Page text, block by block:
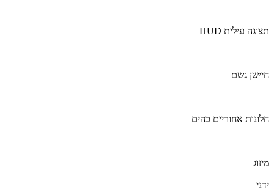
—
—
תצוגה עילית HUD
—
—
—
חיישן גשם
—
—
—
חלונות אחוריים כהים
—
—
—
מיזוג
—
ידני